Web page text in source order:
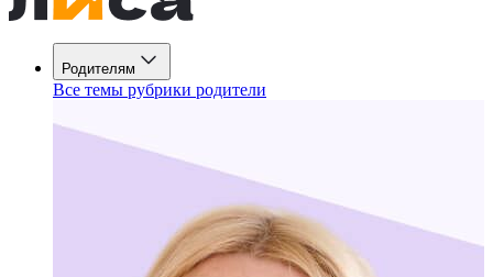
Родителям
Все темы рубрики родители